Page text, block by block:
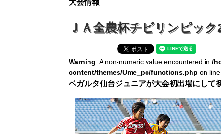
大会情報
ＪＡ全農杯チビリンピッ
Warning: A non-numeric value encountered in /
content/themes/Ume_pc/functions.php on line
ベガルタ仙台ジュニアが大会初出場にして